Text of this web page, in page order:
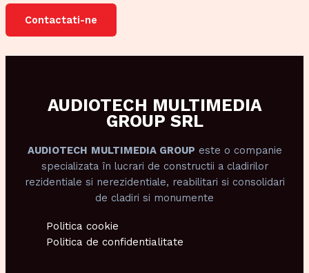
Contactati-ne
AUDIOTECH MULTIMEDIA
GROUP SRL
AUDIOTECH MULTIMEDIA GROUP este o companie
specializata în lucrari de constructii a cladirilor
rezidentiale si nerezidentiale, reabilitari si consolidari
de cladiri si monumente
Politica cookie
Politica de confidentialitate